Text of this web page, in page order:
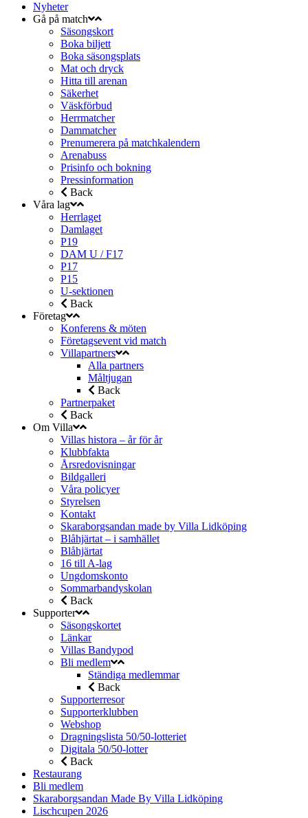
Nyheter
Gå på match
Säsongskort
Boka biljett
Boka säsongsplats
Mat och dryck
Hitta till arenan
Säkerhet
Väskförbud
Herrmatcher
Dammatcher
Prenumerera på matchkalendern
Arenabuss
Prisinfo och bokning
Pressinformation
Back
Våra lag
Herrlaget
Damlaget
P19
DAM U / F17
P17
P15
U-sektionen
Back
Företag
Konferens & möten
Företagsevent vid match
Villapartners
Alla partners
Måltjugan
Back
Partnerpaket
Back
Om Villa
Villas histora – år för år
Klubbfakta
Årsredovisningar
Bildgalleri
Våra policyer
Styrelsen
Kontakt
Skaraborgsandan made by Villa Lidköping
Blåhjärtat – i samhället
Blåhjärtat
16 till A-lag
Ungdomskonto
Sommarbandyskolan
Back
Supporter
Säsongskortet
Länkar
Villas Bandypod
Bli medlem
Ständiga medlemmar
Back
Supporterresor
Supporterklubben
Webshop
Dragningslista 50/50-lotteriet
Digitala 50/50-lotter
Back
Restaurang
Bli medlem
Skaraborgsandan Made By Villa Lidköping
Lischcupen 2026